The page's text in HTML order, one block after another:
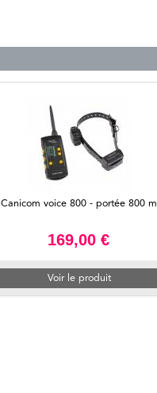
Canicom voice 800 - portée 800 m
169,00 €
Voir le produit